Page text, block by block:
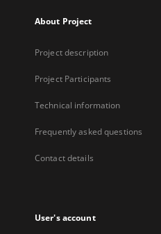
About Project
Project description
Project Participants
Technical information
Frequently asked questions
Contact details
User's account